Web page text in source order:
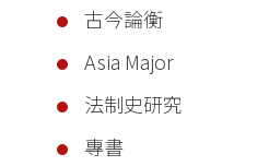
古今論衡
Asia Major
法制史研究
專書